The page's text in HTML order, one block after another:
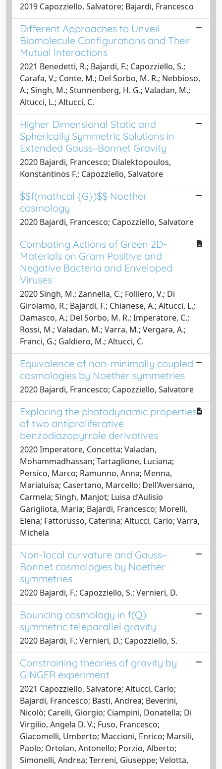
2019 Capozziello, Salvatore; Bajardi, Francesco
Different Approaches to Unveil
Biomolecule Configurations and Their
Mutual Interactions
2021 Benedetti, R.; Bajardi, F.; Capozziello, S.;
Carafa, V.; Conte, M.; Del Sorbo, M. R.; Nebbioso,
A.; Singh, M.; Stunnenberg, H. G.; Valadan, M.;
Altucci, L.; Altucci, C.
Higher Dimensional Static and
Spherically Symmetric Solutions in
Extended Gauss–Bonnet Gravity
2020 Bajardi, Francesco; Dialektopoulos,
Konstantinos F.; Capozziello, Salvatore
$$f(mathcal {G})$$ Noether
cosmology
2020 Bajardi, Francesco; Capozziello, Salvatore
Combating Actions of Green 2D-
Materials on Gram Positive and
Negative Bacteria and Enveloped
Viruses
2020 Singh, M.; Zannella, C.; Folliero, V.; Di
Girolamo, R.; Bajardi, F.; Chianese, A.; Altucci, L.;
Damasco, A.; Del Sorbo, M. R.; Imperatore, C.;
Rossi, M.; Valadan, M.; Varra, M.; Vergara, A.;
Franci, G.; Galdiero, M.; Altucci, C.
Equivalence of non-minimally coupled
cosmologies by Noether symmetries
2020 Bajardi, Francesco; Capozziello, Salvatore
Exploring the photodynamic properties
of two antiproliferative
benzodiazopyrrole derivatives
2020 Imperatore, Concetta; Valadan,
Mohammadhassan; Tartaglione, Luciana;
Persico, Marco; Ramunno, Anna; Menna,
Marialuisa; Casertano, Marcello; Dell’Aversano,
Carmela; Singh, Manjot; Luisa d’Aulisio
Garigliota, Maria; Bajardi, Francesco; Morelli,
Elena; Fattorusso, Caterina; Altucci, Carlo; Varra,
Michela
Non-local curvature and Gauss–
Bonnet cosmologies by Noether
symmetries
2020 Bajardi, F.; Capozziello, S.; Vernieri, D.
Bouncing cosmology in f(Q)
symmetric teleparallel gravity
2020 Bajardi, F.; Vernieri, D.; Capozziello, S.
Constraining theories of gravity by
GINGER experiment
2021 Capozziello, Salvatore; Altucci, Carlo;
Bajardi, Francesco; Basti, Andrea; Beverini,
Nicolò; Carelli, Giorgio; Ciampini, Donatella; Di
Virgilio, Angela D. V.; Fuso, Francesco;
Giacomelli, Umberto; Maccioni, Enrico; Marsili,
Paolo; Ortolan, Antonello; Porzio, Alberto;
Simonelli, Andrea; Terreni, Giuseppe; Velotta,